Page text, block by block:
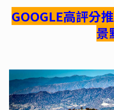
GOOGLE高評分
景